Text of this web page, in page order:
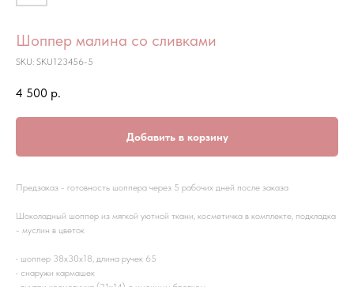
Шоппер малина со сливками
SKU: SKU123456-5
4 500 р.
Добавить в корзину
Предзаказ - готовность шоппера через 5 рабочих дней после заказа
Шоколадный шоппер из мягкой уютной ткани, косметичка в комплекте, подкладка
- муслин в цветок
• шоппер 38х30х18, длина ручек 65
• снаружи кармашек